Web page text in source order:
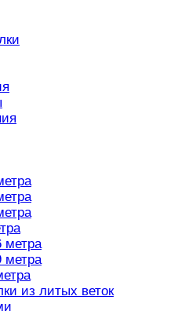
метра
метра
из литых веток